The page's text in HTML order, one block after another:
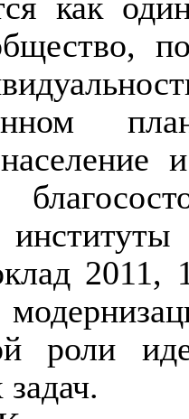
как
2011,
роли